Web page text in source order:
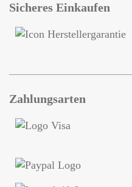
Sicheres Einkaufen
Zahlungsarten